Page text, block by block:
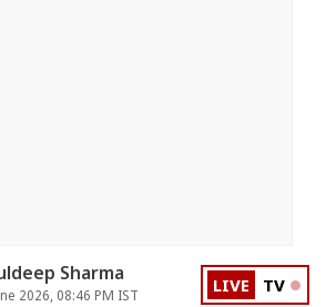
Sharma
2026, 08:46 PM IST LIVE TV